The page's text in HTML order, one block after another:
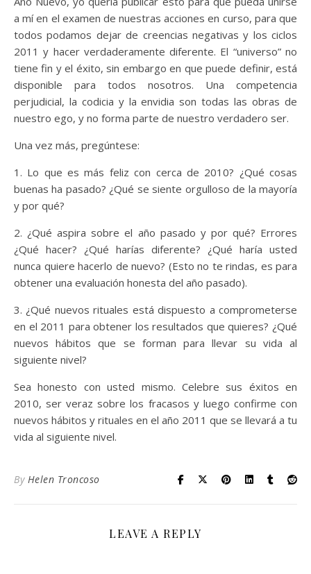
a mí en el examen de nuestras acciones en curso, para que
todos podamos dejar de creencias negativas y los ciclos
2011 y hacer verdaderamente diferente. El “universo” no
tiene fin y el éxito, sin embargo en que puede definir, está
disponible para todos nosotros. Una competencia
perjudicial, la codicia y la envidia son todas las obras de
nuestro ego, y no forma parte de nuestro verdadero ser.
Una vez más, pregúntese:
1. Lo que es más feliz con cerca de 2010? ¿Qué cosas
buenas ha pasado? ¿Qué se siente orgulloso de la mayoría
y por qué?
2. ¿Qué aspira sobre el año pasado y por qué? Errores
¿Qué hacer? ¿Qué harías diferente? ¿Qué haría usted
nunca quiere hacerlo de nuevo? (Esto no te rindas, es para
obtener una evaluación honesta del año pasado).
3. ¿Qué nuevos rituales está dispuesto a comprometerse
en el 2011 para obtener los resultados que quieres? ¿Qué
nuevos hábitos que se forman para llevar su vida al
siguiente nivel?
Sea honesto con usted mismo. Celebre sus éxitos en
2010, ser veraz sobre los fracasos y luego confirme con
nuevos hábitos y rituales en el año 2011 que se llevará a tu
vida al siguiente nivel.
By Helen Troncoso
LEAVE A REPLY